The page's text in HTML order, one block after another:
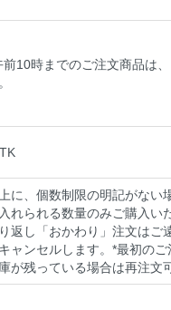
前10時までのご注文商品は
に、個数制限の明記がない
れられる数量のみご購入い
返し「おかわり」注文はご
ャンセルします。*最初のご
が残っている場合は再注文